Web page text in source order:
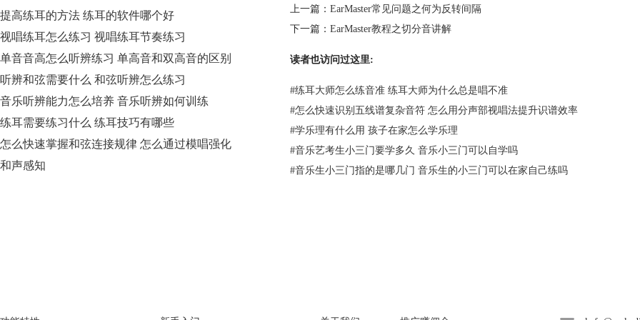
提高练耳的方法 练耳的软件哪个好
视唱练耳怎么练习 视唱练耳节奏练习
单音音高怎么听辨练习 单高音和双高音的区别
听辨和弦需要什么 和弦听辨怎么练习
音乐听辨能力怎么培养 音乐听辨如何训练
练耳需要练习什么 练耳技巧有哪些
怎么快速掌握和弦连接规律 怎么通过模唱强化
和声感知
上一篇： EarMaster常见问题之何为反转间隔
下一篇： EarMaster教程之切分音讲解
读者也访问过这里:
#练耳大师怎么练音准 练耳大师为什么总是唱不准
#怎么快速识别五线谱复杂音符 怎么用分声部视唱法提升识谱效率
#学乐理有什么用 孩子在家怎么学乐理
#音乐艺考生小三门要学多久 音乐小三门可以自学吗
#音乐生小三门指的是哪几门 音乐生的小三门可以在家自己练吗